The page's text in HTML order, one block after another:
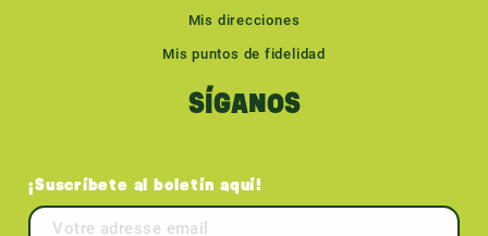
Mis direcciones
Mis puntos de fidelidad
SÍGANOS
¡Suscríbete al boletín aquí!